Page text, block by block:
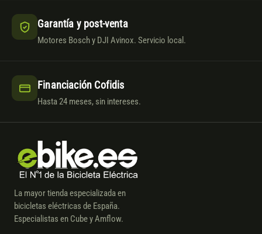
Garantía y post-venta
Motores Bosch y DJI Avinox. Servicio local.
Financiación Cofidis
Hasta 24 meses, sin intereses.
La mayor tienda especializada en
bicicletas eléctricas de España.
Especialistas en Cube y Amflow.